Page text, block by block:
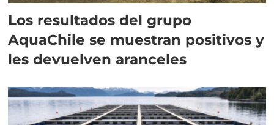
Los resultados del grupo
AquaChile se muestran positivos y
les devuelven aranceles